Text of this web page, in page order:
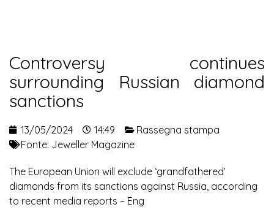
Controversy continues
surrounding Russian diamond
sanctions
13/05/2024 14:49
Rassegna stampa
Fonte: Jeweller Magazine
The European Union will exclude ‘grandfathered’
diamonds from its sanctions against Russia, according
to recent media reports – Eng